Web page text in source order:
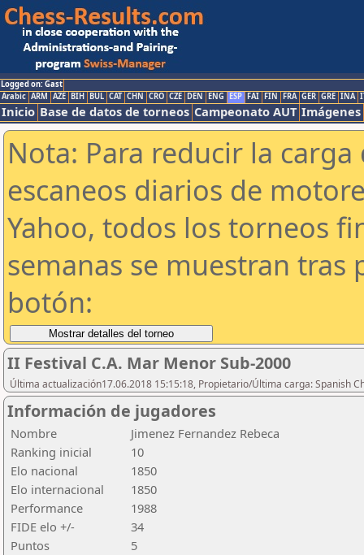
Logged on: Gast
Arabic ARM AZE BIH BUL CAT CHN CRO CZE DEN ENG ESP FAI FIN FRA GER GRE INA
Inicio Base de datos de torneos Campeonato AUT Imágenes
Nota: Para reducir la
escaneos diarios de
Yahoo, todos los torneos
semanas se muestran tras
botón:
II Festival C.A. Mar Menor Sub-2000
Última actualización17.06.2018 15:15:18, Propietario/Última carga: Spanish
Información de jugadores
Nombre
Jimenez Fernandez Rebeca
Ranking inicial
10
Elo nacional
1850
Elo internacional
1850
Performance
1988
FIDE elo +/-
34
Puntos
5